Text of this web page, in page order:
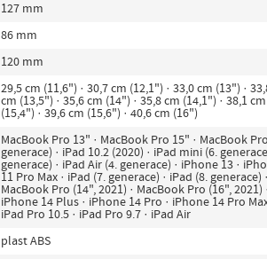
127 mm
86 mm
120 mm
29,5 cm (11,6") · 30,7 cm (12,1") · 33,0 cm (13") ·
cm (13,5") · 35,6 cm (14") · 35,8 cm (14,1") · 38,1
(15,4") · 39,6 cm (15,6") · 40,6 cm (16")
MacBook Pro 13" · MacBook Pro 15" · MacBook
generace) · iPad 10.2 (2020) · iPad mini (6.
generace) · iPad Air (4. generace) · iPhone 13 ·
11 Pro Max · iPad (7. generace) · iPad (8. generace)
MacBook Pro (14", 2021) · MacBook Pro (16", 2021)
iPhone 14 Plus · iPhone 14 Pro · iPhone 14 Pro
iPad Pro 10.5 · iPad Pro 9.7 · iPad Air
plast ABS